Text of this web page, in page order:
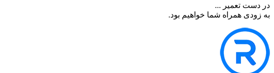
در دست تعمیر ...
به زودی همراه شما خواهیم بود.